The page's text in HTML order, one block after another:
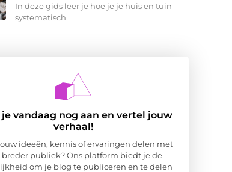
In deze gids leer je hoe je je huis en tuin
systematisch
je vandaag nog aan en vertel jouw
verhaal!
ideeën, kennis of ervaringen delen met
breder publiek? Ons platform biedt je de
om je blog te publiceren en te delen